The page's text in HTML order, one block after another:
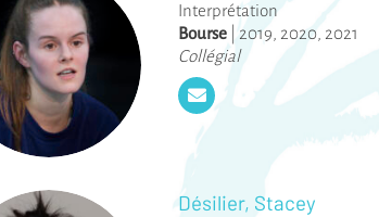
Interprétation
Bourse
2019 2020 2021
Collégial
Désilier, Stacey